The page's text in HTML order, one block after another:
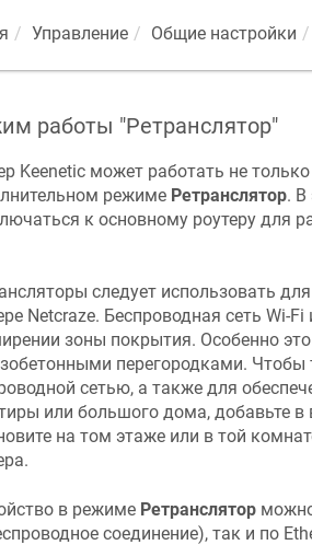
Управление Общие настройки
работы "Ретранслятор"
Keenetiс может работать не
режиме Ретранслятор. В
к основному роутеру для
следует использовать
Netcraze. Беспроводная сеть Wi-
зоны покрытия. Особенно
перегородками.
сетью, а также для
или большого дома, добавьте
на том этаже или в той
в режиме Ретрансляторможно
соединение), так и по